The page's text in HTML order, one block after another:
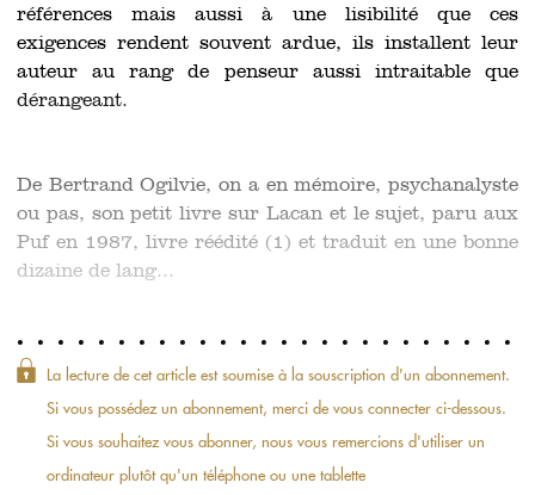
références mais aussi à une lisibilité que ces
exigences rendent souvent ardue, ils installent leur
auteur au rang de penseur aussi intraitable que
dérangeant.
De Bertrand Ogilvie, on a en mémoire, psychanalyste
ou pas, son petit livre sur Lacan et le sujet, paru aux
Puf en 1987, livre réédité (1) et traduit en une bonne
dizaine de lang...
La lecture de cet article est soumise à la souscription d'un abonnement.
Si vous possédez un abonnement, merci de vous connecter ci-dessous.
Si vous souhaitez vous abonner, nous vous remercions d'utiliser un
ordinateur plutôt qu'un téléphone ou une tablette